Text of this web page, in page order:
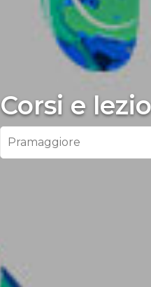
Corsi e
Pramaggiore